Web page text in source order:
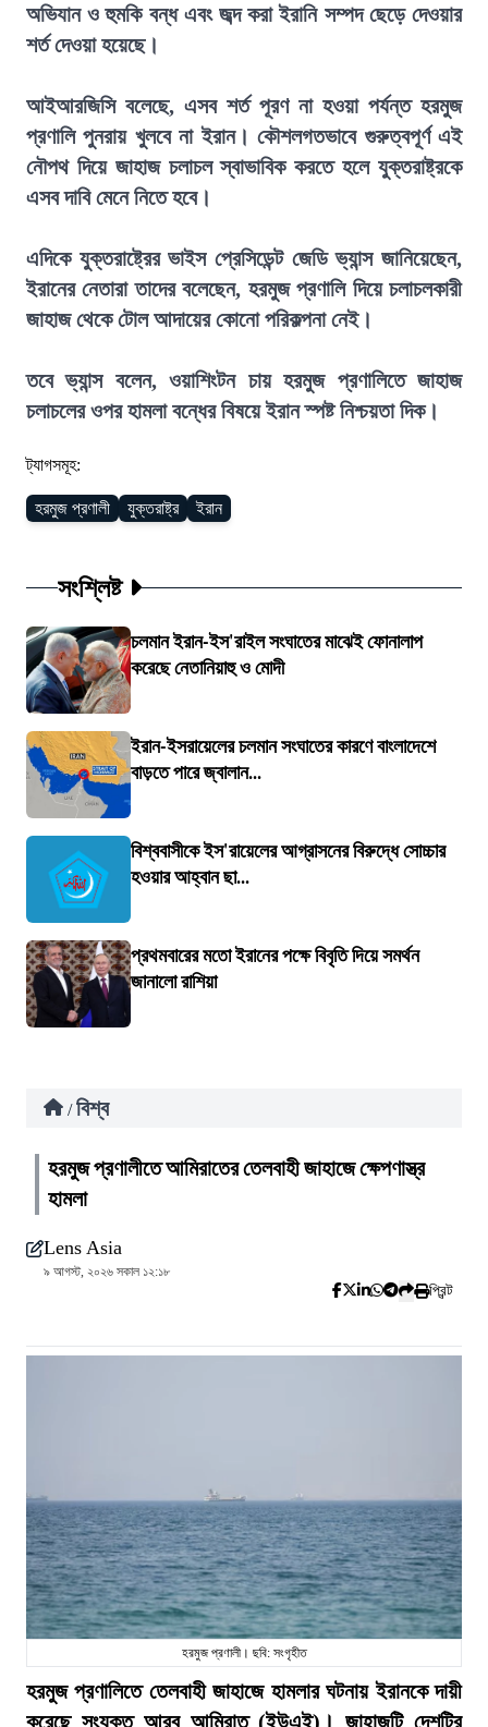
অভিযান ও হুমকি বন্ধ এবং জব্দ করা ইরানি সম্পদ ছেড়ে দেওয়ার
শর্ত দেওয়া হয়েছে।
আইআরজিসি বলেছে, এসব শর্ত পূরণ না হওয়া পর্যন্ত হরমুজ
প্রণালি পুনরায় খুলবে না ইরান। কৌশলগতভাবে গুরুত্বপূর্ণ এই
নৌপথ দিয়ে জাহাজ চলাচল স্বাভাবিক করতে হলে যুক্তরাষ্ট্রকে
এসব দাবি মেনে নিতে হবে।
এদিকে যুক্তরাষ্ট্রের ভাইস প্রেসিডেন্ট জেডি ভ্যান্স জানিয়েছেন,
ইরানের নেতারা তাদের বলেছেন, হরমুজ প্রণালি দিয়ে চলাচলকারী
জাহাজ থেকে টোল আদায়ের কোনো পরিকল্পনা নেই।
তবে ভ্যান্স বলেন, ওয়াশিংটন চায় হরমুজ প্রণালিতে জাহাজ
চলাচলের ওপর হামলা বন্ধের বিষয়ে ইরান স্পষ্ট নিশ্চয়তা দিক।
ট্যাগসমূহ:
হরমুজ প্রণালী যুক্তরাষ্ট্র ইরান
সংশ্লিষ্ট
চলমান ইরান-ইস'রাইল সংঘাতের মাঝেই ফোনালাপ
করেছে নেতানিয়াহু ও মোদী
ইরান-ইসরায়েলের চলমান সংঘাতের কারণে বাংলাদেশে
বাড়তে পারে জ্বালান...
বিশ্ববাসীকে ইস'রায়েলের আগ্রাসনের বিরুদ্ধে সোচ্চার
হওয়ার আহ্বান ছা...
প্রথমবারের মতো ইরানের পক্ষে বিবৃতি দিয়ে সমর্থন
জানালো রাশিয়া
/ বিশ্ব
হরমুজ প্রণালীতে আমিরাতের তেলবাহী জাহাজে ক্ষেপণাস্ত্র
হামলা
Lens Asia
৯ আগস্ট, ২০২৬ সকাল ১২:১৮
প্রিন্ট
হরমুজ প্রণালী। ছবি: সংগৃহীত
হরমুজ প্রণালিতে তেলবাহী জাহাজে হামলার ঘটনায় ইরানকে দায়ী
করেছে সংযুক্ত আরব আমিরাত (ইউএই)। জাহাজটি দেশটির